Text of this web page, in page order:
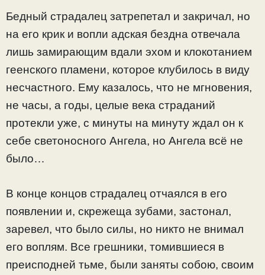
Бедный страдалец затрепетал и закричал, но
на его крик и вопли адская бездна отвечала
лишь замирающим вдали эхом и клокотанием
геенского пламени, которое клубилось в виду
несчастного. Ему казалось, что не мгновения,
не часы, а годы, целые века страданий
протекли уже, с минуты на минуту ждал он к
себе светоносного Ангела, но Ангела всё не
было…
В конце концов страдалец отчаялся в его
появлении и, скрежеща зубами, застонал,
заревел, что было силы, но никто не внимал
его воплям. Все грешники, томившиеся в
преисподней тьме, были заняты собою, своим